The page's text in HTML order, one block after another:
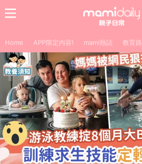
Home APP限定內容! mami熱話 教育路